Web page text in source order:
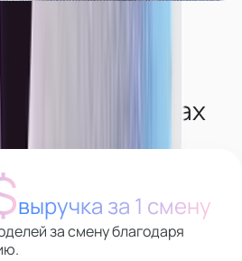
в цифрах
выручка за 1 смену
за смену благодаря